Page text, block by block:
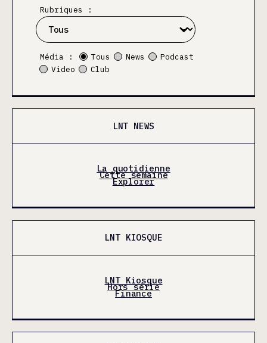
Rubriques :
Média : Tous News
Podcast
Video
Club
LNT NEWS
La quotidienne
Cette semaine
Explorer
LNT KIOSQUE
LNT Kiosque
Hors série
Finance